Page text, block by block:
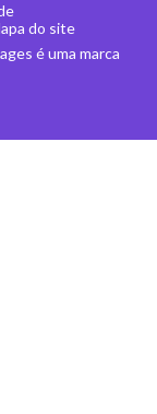
é uma marca
do site